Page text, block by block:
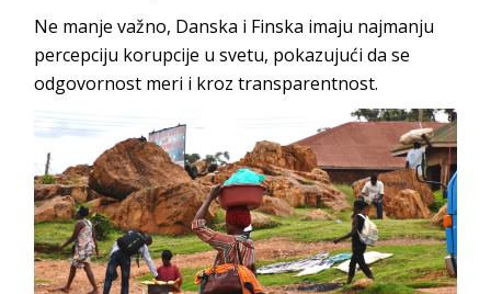
Ne manje važno, Danska i Finska imaju najmanju
percepciju korupcije u svetu, pokazujući da se
odgovornost meri i kroz transparentnost.